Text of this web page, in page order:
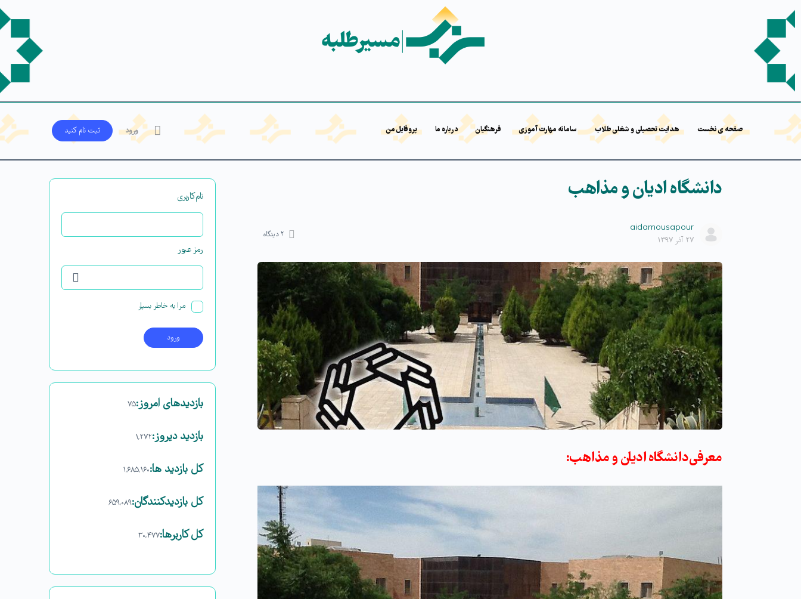
صفحه ی نخست هدایت تحصیلی و شغلی طلاب سامانه مهارت آموزی فرهنگیان درباره ما پروفایل من ورود ثبت‌ نام کنید
دانشگاه ادیان و مذاهب
aidamousapour
۲۷ آذر ۱۳۹۷
۲دیدگاه
معرفی دانشگاه ادیان و مذاهب:
نام‌کاربری
رمز عبور
مرا به خاطر بسپار
بازدیدهای امروز:۷۵
بازدید دیروز:۱,۲۷۲
کل بازدید ها:۱,۶۸۵,۱۶۰
کل بازدیدکنند‌گان:۶۵۹,۰۸۹
کل کاربرها:۳۰,۴۷۷